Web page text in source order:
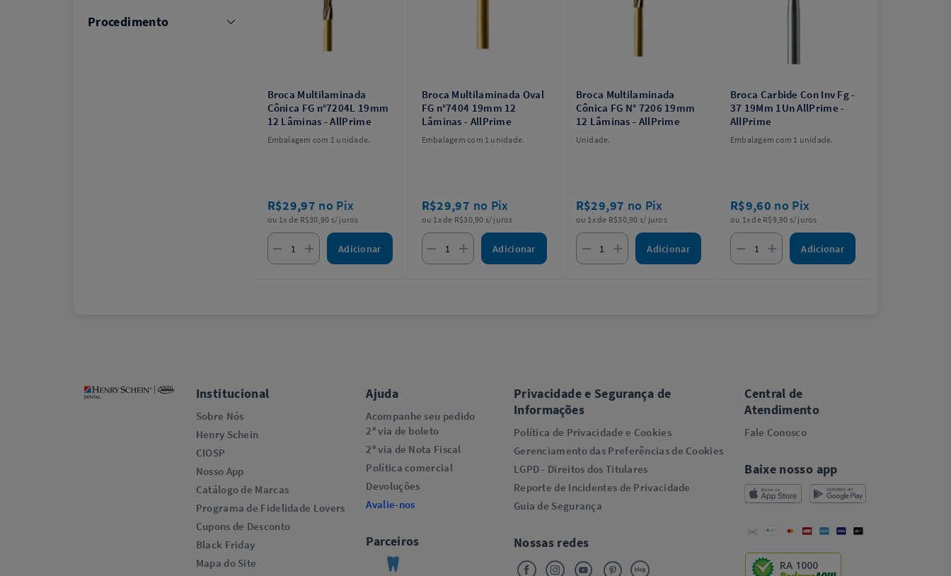
Broca Multilaminada
Cônica FG n°7204L 19mm
12 Lâminas - AllPrime
Embalagem com 1 unidade.
R$29,97 no Pix
ou 1x de R$30,90 s/ juros
Adicionar
Broca Multilaminada Oval
FG n°7404 19mm 12
Lâminas - AllPrime
Embalagem com 1 unidade.
R$29,97 no Pix
ou 1x de R$30,90 s/ juros
Adicionar
Broca Multilaminada
Cônica FG N° 7206 19mm
12 Lâminas - AllPrime
Unidade.
R$29,97 no Pix
ou 1x de R$30,90 s/ juros
Adicionar
Broca Carbide Con Inv Fg -
37 19Mm 1Un AllPrime -
AllPrime
Embalagem com 1 unidade.
R$9,60 no Pix
ou 1x de R$9,90 s/ juros
Adicionar
Procedimento
Institucional
Sobre Nós
Henry Schein
CIOSP
Nosso App
Catálogo de Marcas
Programa de Fidelidade Lovers​
Cupons de Desconto
Black Friday
Mapa do Site
Ajuda
Acompanhe seu pedido
2ª via de boleto
2ª via de Nota Fiscal
Política comercial
Devoluções
Avalie-nos
Parceiros
Privacidade e Segurança de
Informações
Política de Privacidade e Cookies
Gerenciamento das Preferências de Cookies
LGPD - Direitos dos Titulares
Reporte de Incidentes de Privacidade
Guia de Segurança
Nossas redes
Central de
Atendimento
Fale Conosco
Baixe nosso app
RA 1000